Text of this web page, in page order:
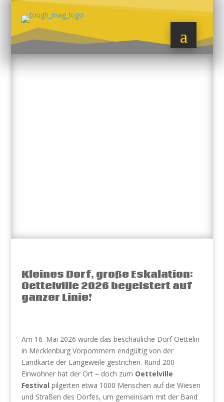
Kleines Dorf, große Eskalation:
Oettelville 2026 begeistert auf
ganzer Linie!
Am 16. Mai 2026 wurde das beschauliche Dorf Oettelin
in Mecklenburg Vorpommern endgültig von der
Landkarte der Langeweile gestrichen. Rund 200
Einwohner hat der Ort – doch zum Oettelville
Festival pilgerten etwa 1000 Menschen auf die Wiesen
und Straßen des Dorfes, um gemeinsam mit der Band